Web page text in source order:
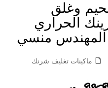
وغلق
الحراري
ماكينات تغليف شرنك